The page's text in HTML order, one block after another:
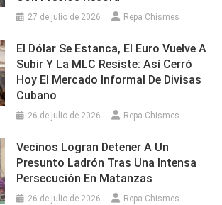
27 de julio de 2026 Repa Chismes
El Dólar Se Estanca, El Euro Vuelve A
Subir Y La MLC Resiste: Así Cerró
Hoy El Mercado Informal De Divisas
Cubano
26 de julio de 2026 Repa Chismes
Vecinos Logran Detener A Un
Presunto Ladrón Tras Una Intensa
Persecución En Matanzas
26 de julio de 2026 Repa Chismes